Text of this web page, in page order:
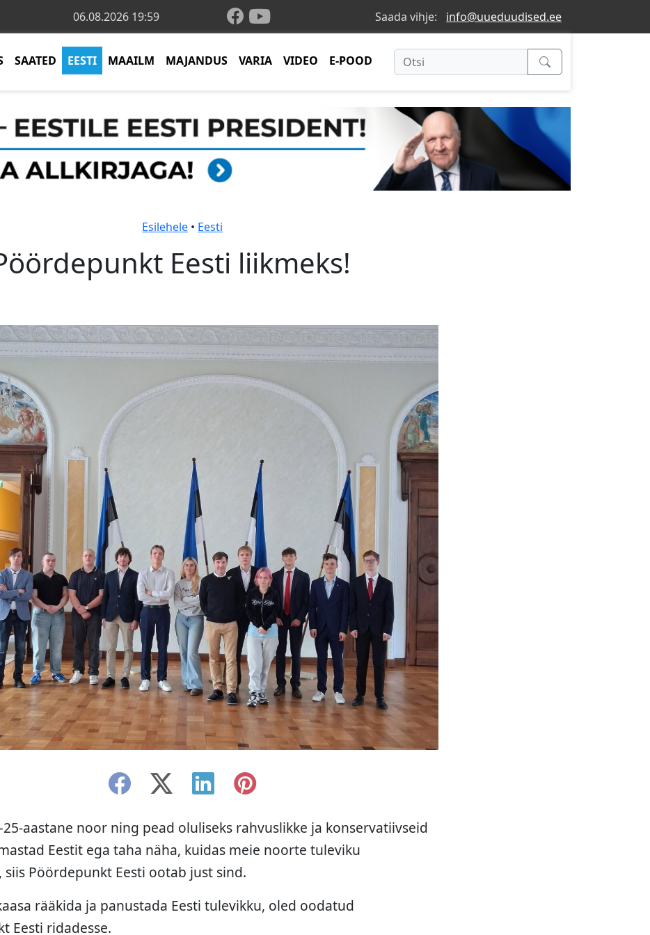
06.08.2026 19:59 Saada vihje: info@uueduudised.ee
SAATED EESTI MAAILM MAJANDUS VARIA VIDEO E-POOD
Esilehele • Eesti
Eesti liikmeks!
aastane noor ning pead oluliseks rahvuslikke ja konservatiivseid
Eestit ega taha näha, kuidas meie noorte tuleviku
siis Pöördepunkt Eesti ootab just sind.
rääkida ja panustada Eesti tulevikku, oled oodatud
Eesti ridadesse.